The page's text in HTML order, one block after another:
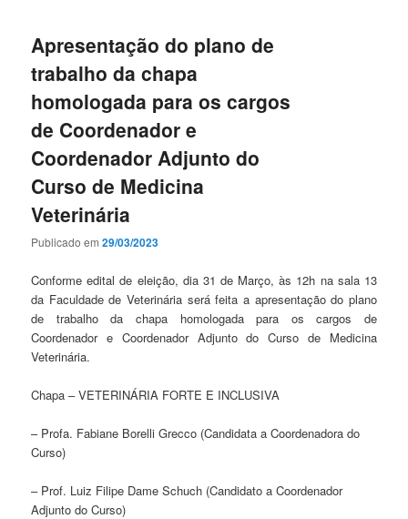
Apresentação do plano de
trabalho da chapa
homologada para os cargos
de Coordenador e
Coordenador Adjunto do
Curso de Medicina
Veterinária
Publicado em29/03/2023
Conforme edital de eleição, dia 31 de Março, às 12h na sala 13
da Faculdade de Veterinária será feita a apresentação do plano
de trabalho da chapa homologada para os cargos de
Coordenador e Coordenador Adjunto do Curso de Medicina
Veterinária.
Chapa – VETERINÁRIA FORTE E INCLUSIVA
– Profa. Fabiane Borelli Grecco (Candidata a Coordenadora do
Curso)
– Prof. Luiz Filipe Dame Schuch (Candidato a Coordenador
Adjunto do Curso)